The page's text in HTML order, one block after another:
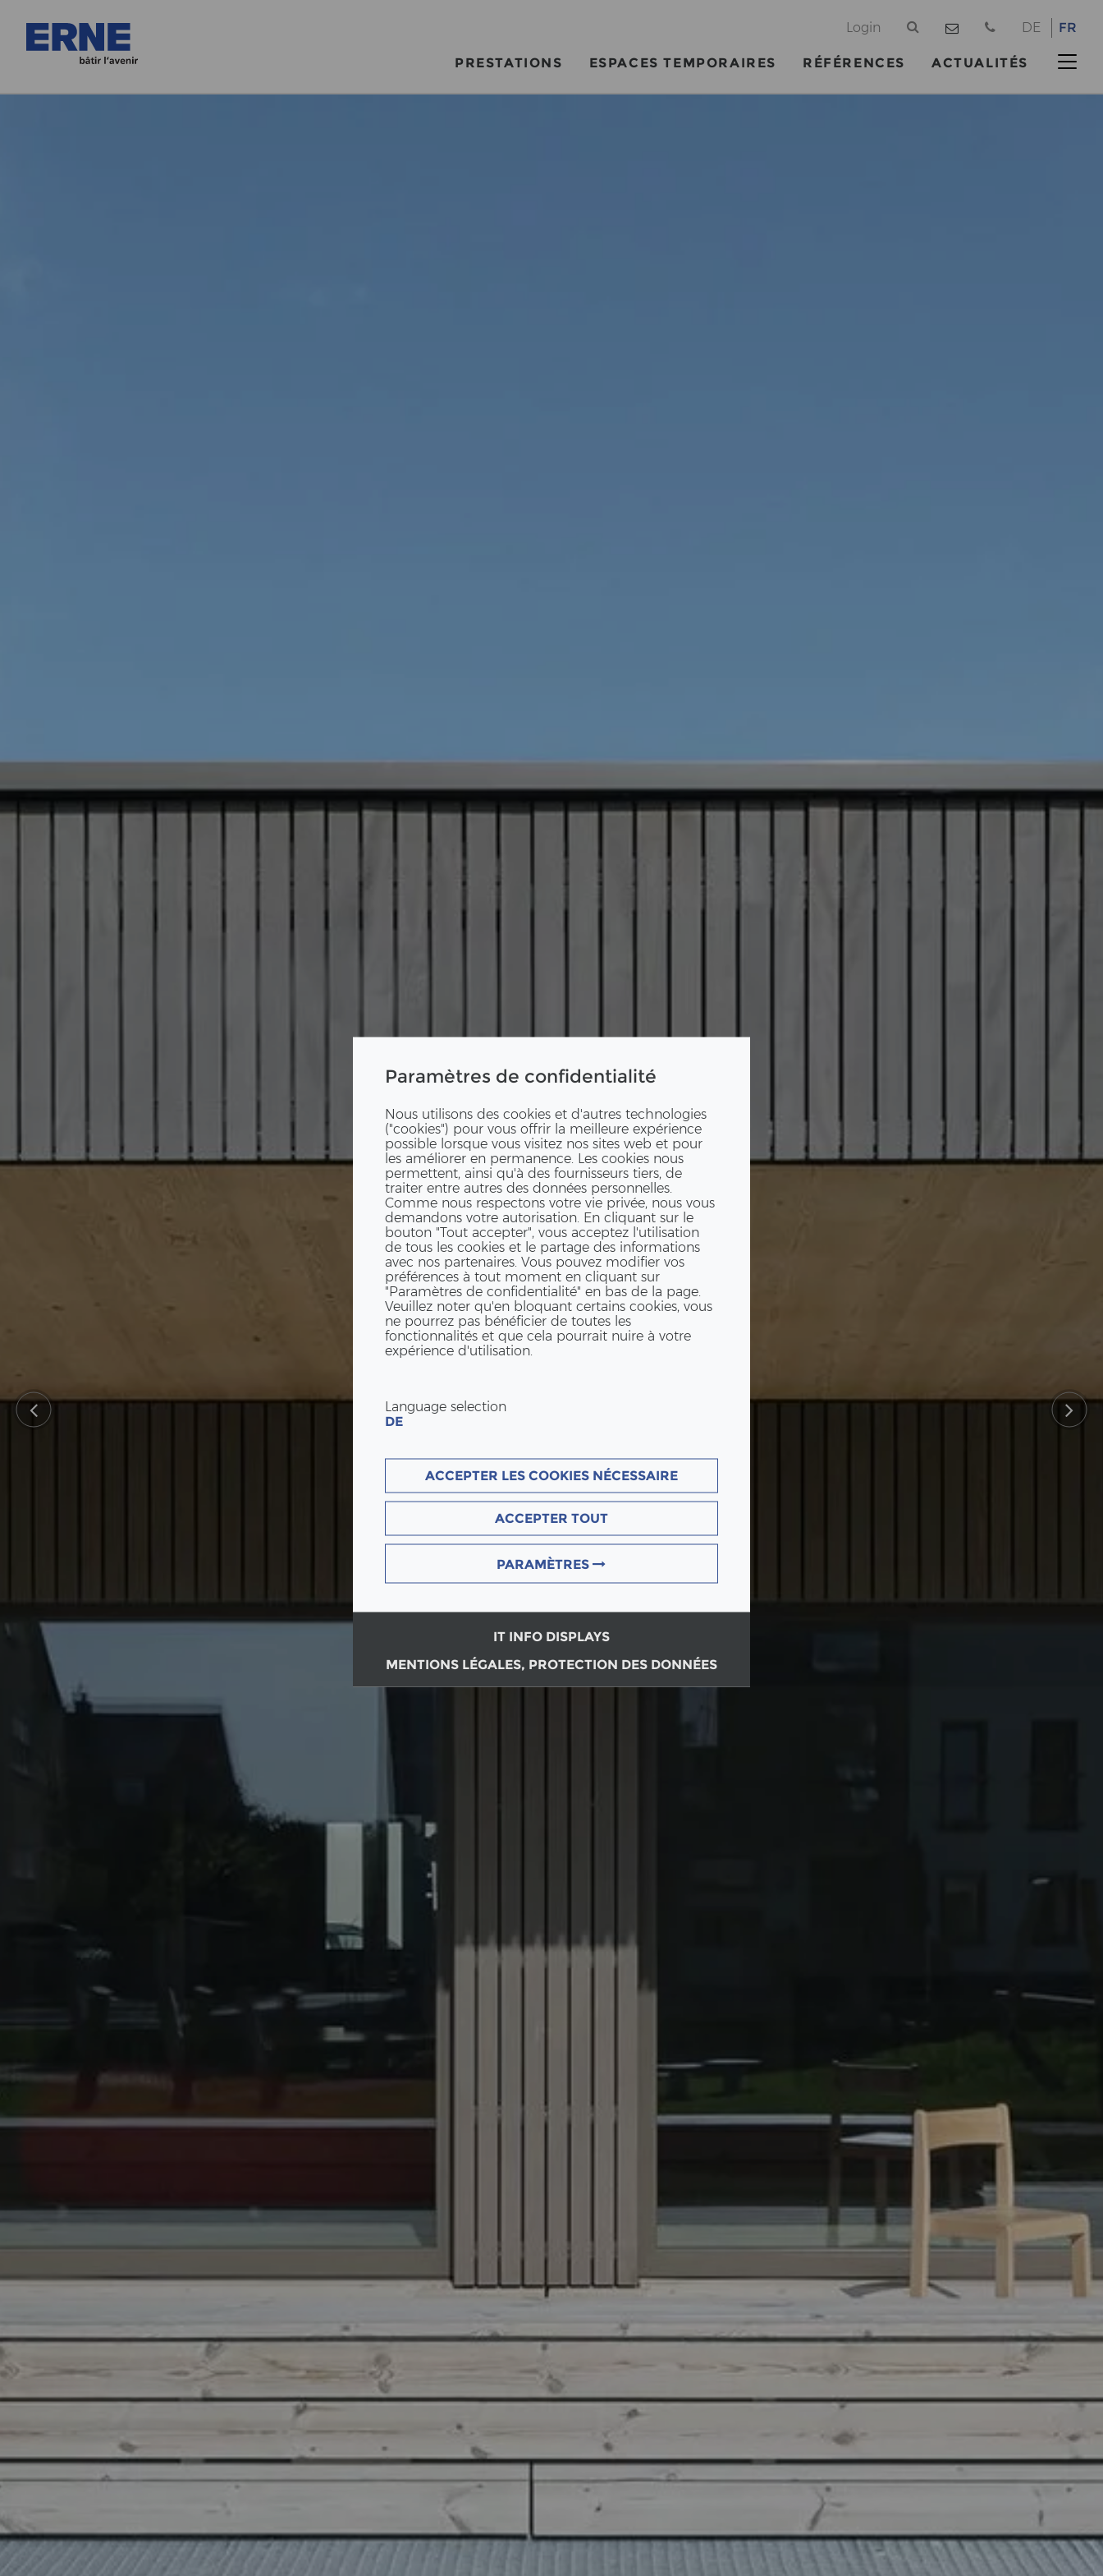
Paramètres de confidentialité
Nous utilisons des cookies et d'autres technologies
("cookies") pour vous offrir la meilleure expérience
possible lorsque vous visitez nos sites web et pour
les améliorer en permanence. Les cookies nous
permettent, ainsi qu'à des fournisseurs tiers, de
traiter entre autres des données personnelles.
Comme nous respectons votre vie privée, nous vous
demandons votre autorisation. En cliquant sur le
bouton "Tout accepter", vous acceptez l'utilisation
de tous les cookies et le partage des informations
avec nos partenaires. Vous pouvez modifier vos
préférences à tout moment en cliquant sur
"Paramètres de confidentialité" en bas de la page.
Veuillez noter qu'en bloquant certains cookies, vous
ne pourrez pas bénéficier de toutes les
fonctionnalités et que cela pourrait nuire à votre
expérience d'utilisation.
Language selection
DE
ACCEPTER LES COOKIES NÉCESSAIRE
ACCEPTER TOUT
PARAMÈTRES
IT INFO DISPLAYS
MENTIONS LÉGALES, PROTECTION DES DONNÉES
DE FR
Login
PRESTATIONS ESPACES TEMPORAIRES RÉFÉRENCES ACTUALITÉS